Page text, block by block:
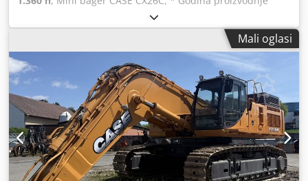
2019, * 1360 BS, i * Grijanje, * Klima uređaj, * Gumene
gusjenice, * Ražlica buldožera, * Brza spojnica
Mali oglasi